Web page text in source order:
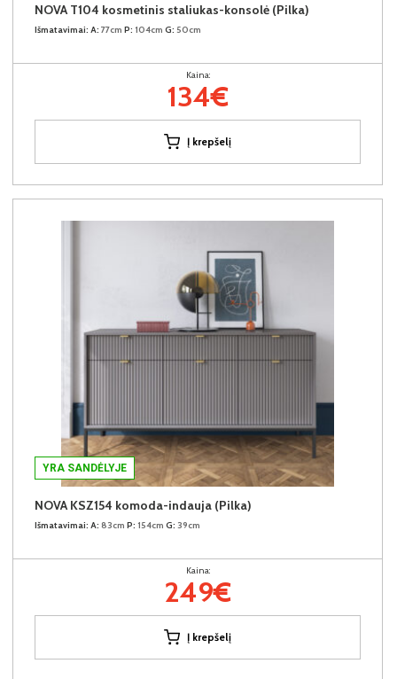
NOVA T104 kosmetinis staliukas-konsolė (Pilka)
Išmatavimai: A: 77cm P: 104cm G: 50cm
Kaina:
134€
Į krepšelį
YRA SANDĖLYJE
NOVA KSZ154 komoda-indauja (Pilka)
Išmatavimai: A: 83cm P: 154cm G: 39cm
Kaina:
249€
Į krepšelį